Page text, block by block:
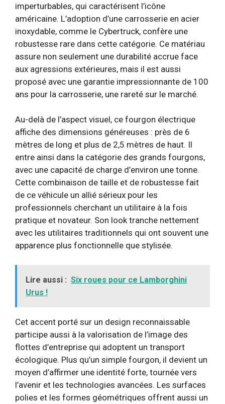
imperturbables, qui caractérisent l’icône
américaine. L’adoption d’une carrosserie en acier
inoxydable, comme le Cybertruck, confère une
robustesse rare dans cette catégorie. Ce matériau
assure non seulement une durabilité accrue face
aux agressions extérieures, mais il est aussi
proposé avec une garantie impressionnante de 100
ans pour la carrosserie, une rareté sur le marché.
Au-delà de l’aspect visuel, ce fourgon électrique
affiche des dimensions généreuses : près de 6
mètres de long et plus de 2,5 mètres de haut. Il
entre ainsi dans la catégorie des grands fourgons,
avec une capacité de charge d’environ une tonne.
Cette combinaison de taille et de robustesse fait
de ce véhicule un allié sérieux pour les
professionnels cherchant un utilitaire à la fois
pratique et novateur. Son look tranche nettement
avec les utilitaires traditionnels qui ont souvent une
apparence plus fonctionnelle que stylisée.
Lire aussi : Six roues pour ce Lamborghini
Urus !
Cet accent porté sur un design reconnaissable
participe aussi à la valorisation de l’image des
flottes d’entreprise qui adoptent un transport
écologique. Plus qu’un simple fourgon, il devient un
moyen d’affirmer une identité forte, tournée vers
l’avenir et les technologies avancées. Les surfaces
polies et les formes géométriques offrent aussi un